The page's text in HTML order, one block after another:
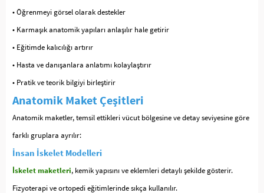
• Öğrenmeyi görsel olarak destekler
• Karmaşık anatomik yapıları anlaşılır hale getirir
• Eğitimde kalıcılığı artırır
• Hasta ve danışanlara anlatımı kolaylaştırır
• Pratik ve teorik bilgiyi birleştirir
Anatomik Maket Çeşitleri
Anatomik maketler, temsil ettikleri vücut bölgesine ve detay seviyesine göre
farklı gruplara ayrılır:
İnsan İskelet Modelleri
İskelet maketleri, kemik yapısını ve eklemleri detaylı şekilde gösterir.
Fizyoterapi ve ortopedi eğitimlerinde sıkça kullanılır.